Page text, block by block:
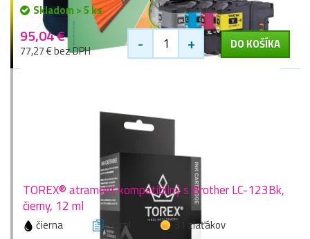
Skladom > 5 ks
95,04 €
77,27 € bez DPH - + DO KOŠÍKA
TOREX® atrament kompatibilný s Brother LC-123Bk,
čierny, 12 ml
čierna 12 ml
31 zlaťákov